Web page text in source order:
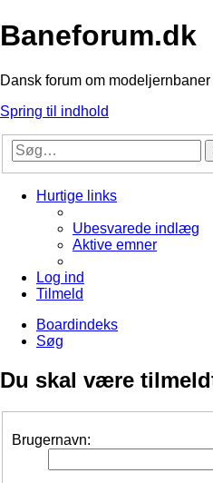
Baneforum.dk
Dansk forum om
Spring til indhold
Hurtige links
Ubesvarede indlæg
Aktive emner
Log ind
Tilmeld
Boardindeks
Søg
Du skal være
Brugernavn: